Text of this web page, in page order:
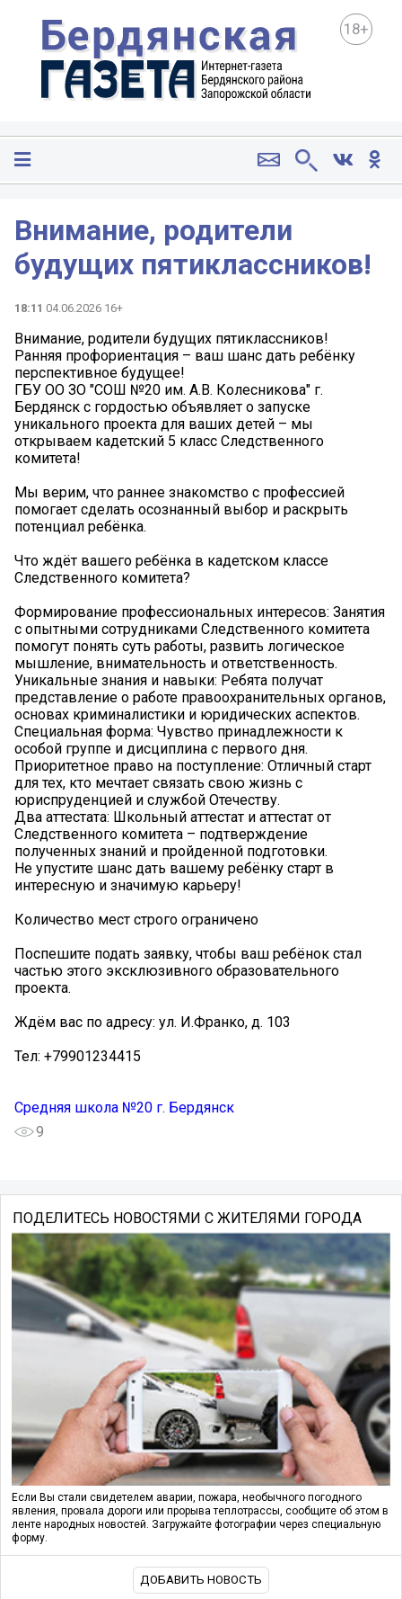
18+
Внимание, родители
будущих пятиклассников!
18:11 04.06.2026 16+
Внимание, родители будущих пятиклассников!
Ранняя профориентация – ваш шанс дать ребёнку
перспективное будущее!
ГБУ ОО ЗО "СОШ №20 им. А.В. Колесникова" г.
Бердянск с гордостью объявляет о запуске
уникального проекта для ваших детей – мы
открываем кадетский 5 класс Следственного
комитета!
Мы верим, что раннее знакомство с профессией
помогает сделать осознанный выбор и раскрыть
потенциал ребёнка.
Что ждёт вашего ребёнка в кадетском классе
Следственного комитета?
Формирование профессиональных интересов: Занятия
с опытными сотрудниками Следственного комитета
помогут понять суть работы, развить логическое
мышление, внимательность и ответственность.
Уникальные знания и навыки: Ребята получат
представление о работе правоохранительных органов,
основах криминалистики и юридических аспектов.
Специальная форма: Чувство принадлежности к
особой группе и дисциплина с первого дня.
Приоритетное право на поступление: Отличный старт
для тех, кто мечтает связать свою жизнь с
юриспруденцией и службой Отечеству.
Два аттестата: Школьный аттестат и аттестат от
Следственного комитета – подтверждение
полученных знаний и пройденной подготовки.
Не упустите шанс дать вашему ребёнку старт в
интересную и значимую карьеру!
Количество мест строго ограничено
Поспешите подать заявку, чтобы ваш ребёнок стал
частью этого эксклюзивного образовательного
проекта.
Ждём вас по адресу: ул. И.Франко, д. 103
Тел: +79901234415
Средняя школа №20 г. Бердянск
9
ПОДЕЛИТЕСЬ НОВОСТЯМИ С ЖИТЕЛЯМИ ГОРОДА
Если Вы стали свидетелем аварии, пожара, необычного погодного
явления, провала дороги или прорыва теплотрассы, сообщите об этом в
ленте народных новостей. Загружайте фотографии через специальную
форму.
ДОБАВИТЬ НОВОСТЬ